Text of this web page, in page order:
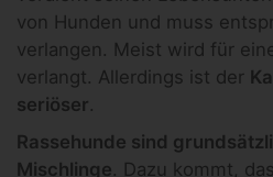
von Hunden und muss
verlangen. Meist wird für
verlangt. Allerdings ist der
seriöser.
Rassehunde sind
Mischlinge. Dazu kommt,